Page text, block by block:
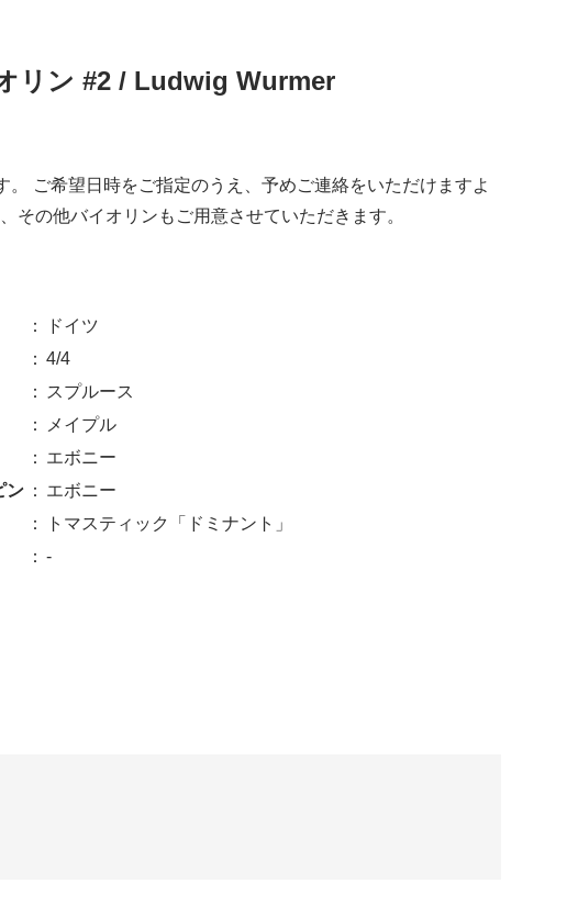
リン #2 / Ludwig Wurmer
ご希望日時をご指定のうえ、予めご連絡をいただけますよ
の他バイオリンもご用意させていただきます。
：
ドイツ
： 4/4
：
スプルース
：
メイプル
： エボニー
ン ： エボニー
：
トマスティック「ドミナント」
： -